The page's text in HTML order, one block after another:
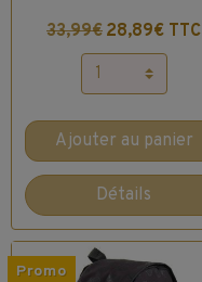
33,99€ 28,89€ TTC
Ajouter au panier
Détails
Promo